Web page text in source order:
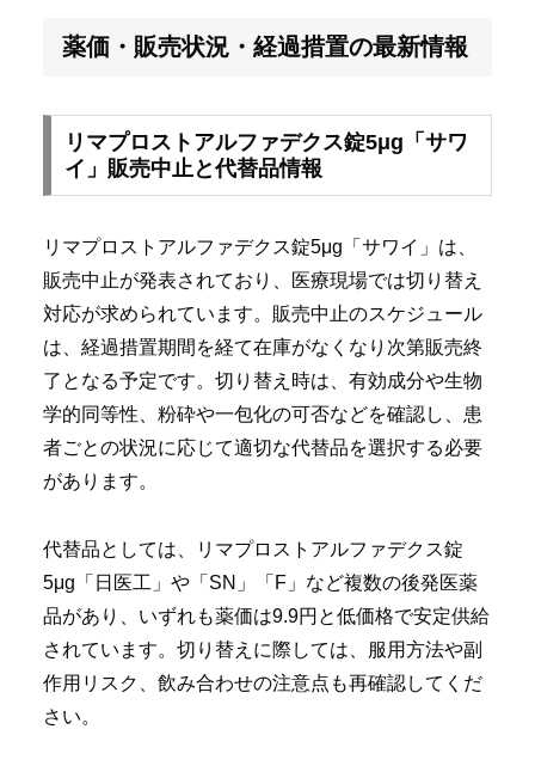
薬価・販売状況・経過措置の最新情報
リマプロストアルファデクス錠5μg「サワ
イ」販売中止と代替品情報
リマプロストアルファデクス錠5μg「サワイ」は、
販売中止が発表されており、医療現場では切り替え
対応が求められています。販売中止のスケジュール
は、経過措置期間を経て在庫がなくなり次第販売終
了となる予定です。切り替え時は、有効成分や生物
学的同等性、粉砕や一包化の可否などを確認し、患
者ごとの状況に応じて適切な代替品を選択する必要
があります。
代替品としては、リマプロストアルファデクス錠
5μg「日医工」や「SN」「F」など複数の後発医薬
品があり、いずれも薬価は9.9円と低価格で安定供給
されています。切り替えに際しては、服用方法や副
作用リスク、飲み合わせの注意点も再確認してくだ
さい。